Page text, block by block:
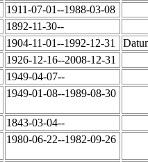
1911-07-01--1988-03-08
1892-11-30--
1904-11-01--1992-12-31
1926-12-16--2008-12-31
1949-04-07--
1949-01-08--1989-08-30
1843-03-04--
1980-06-22--1982-09-26